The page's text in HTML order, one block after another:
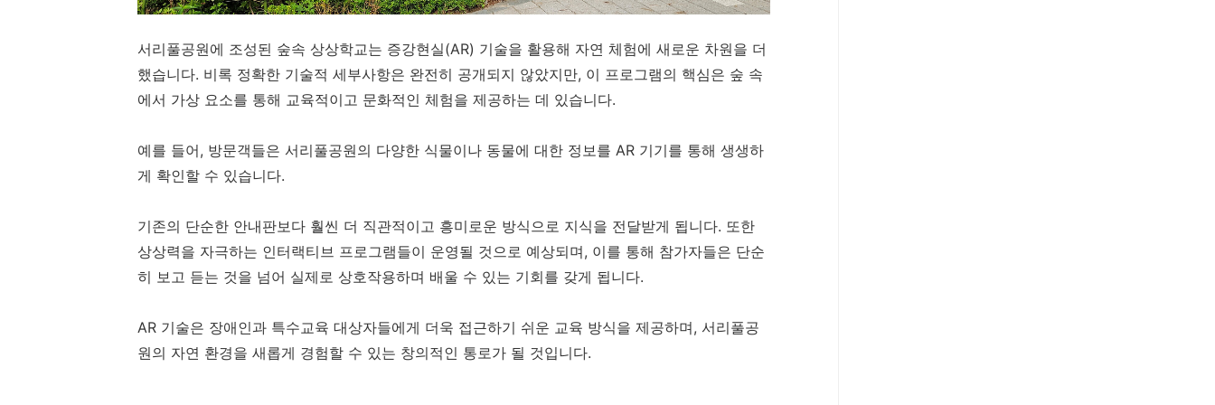
서리풀공원에 조성된 숲속 상상학교는 증강현실(AR) 기술을 활용해 자연 체험에 새로운 차원을 더
했습니다. 비록 정확한 기술적 세부사항은 완전히 공개되지 않았지만, 이 프로그램의 핵심은 숲 속
에서 가상 요소를 통해 교육적이고 문화적인 체험을 제공하는 데 있습니다.
예를 들어, 방문객들은 서리풀공원의 다양한 식물이나 동물에 대한 정보를 AR 기기를 통해 생생하
게 확인할 수 있습니다.
기존의 단순한 안내판보다 훨씬 더 직관적이고 흥미로운 방식으로 지식을 전달받게 됩니다. 또한
상상력을 자극하는 인터랙티브 프로그램들이 운영될 것으로 예상되며, 이를 통해 참가자들은 단순
히 보고 듣는 것을 넘어 실제로 상호작용하며 배울 수 있는 기회를 갖게 됩니다.
AR 기술은 장애인과 특수교육 대상자들에게 더욱 접근하기 쉬운 교육 방식을 제공하며, 서리풀공
원의 자연 환경을 새롭게 경험할 수 있는 창의적인 통로가 될 것입니다.